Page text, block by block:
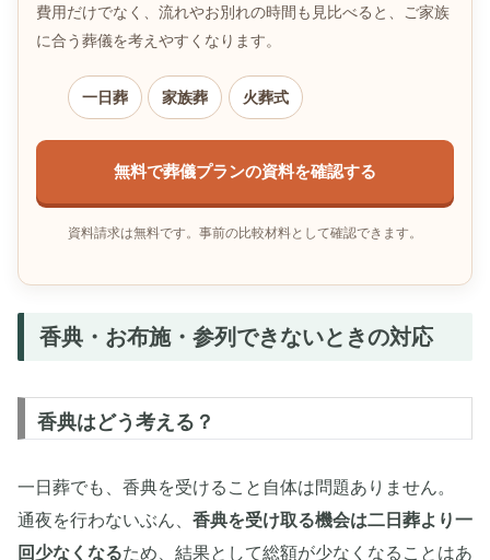
費用だけでなく、流れやお別れの時間も見比べると、ご家族
に合う葬儀を考えやすくなります。
一日葬 家族葬 火葬式
無料で葬儀プランの資料を確認する
資料請求は無料です。事前の比較材料として確認できます。
香典・お布施・参列できないときの対応
香典はどう考える？
一日葬でも、香典を受けること自体は問題ありません。
通夜を行わないぶん、 香典を受け取る機会は二日葬より一
回少なくなるため、結果として総額が少なくなることはあ